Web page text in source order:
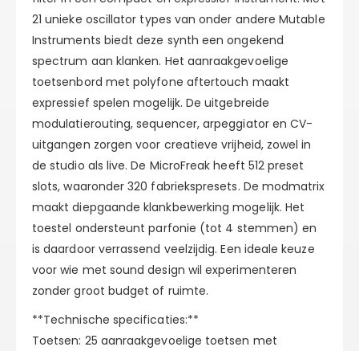
21 unieke oscillator types van onder andere Mutable
Instruments biedt deze synth een ongekend
spectrum aan klanken. Het aanraakgevoelige
toetsenbord met polyfone aftertouch maakt
expressief spelen mogelijk. De uitgebreide
modulatierouting, sequencer, arpeggiator en CV-
uitgangen zorgen voor creatieve vrijheid, zowel in
de studio als live. De MicroFreak heeft 512 preset
slots, waaronder 320 fabriekspresets. De modmatrix
maakt diepgaande klankbewerking mogelijk. Het
toestel ondersteunt parfonie (tot 4 stemmen) en
is daardoor verrassend veelzijdig. Een ideale keuze
voor wie met sound design wil experimenteren
zonder groot budget of ruimte.
**Technische specificaties:**
Toetsen: 25 aanraakgevoelige toetsen met